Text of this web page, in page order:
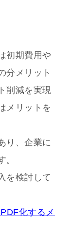
初期費用や
分メリット
削減を実現
メリットを
り、企業に
。
を検討して
化するメ